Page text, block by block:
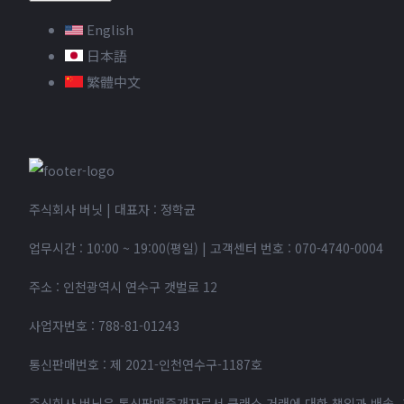
English
日本語
繁體中文
주식회사 버닛 | 대표자 : 정학균
업무시간 : 10:00 ~ 19:00(평일) | 고객센터 번호 : 070-4740-0004
주소 : 인천광역시 연수구 갯벌로 12
사업자번호 : 788-81-01243
통신판매번호 : 제 2021-인천연수구-1187호